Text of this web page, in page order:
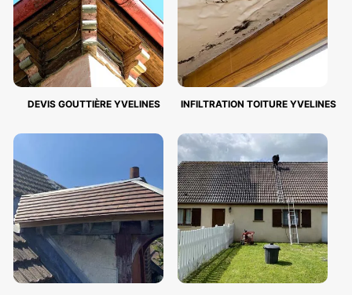
DEVIS GOUTTIÈRE YVELINES INFILTRATION TOITURE YVELINES